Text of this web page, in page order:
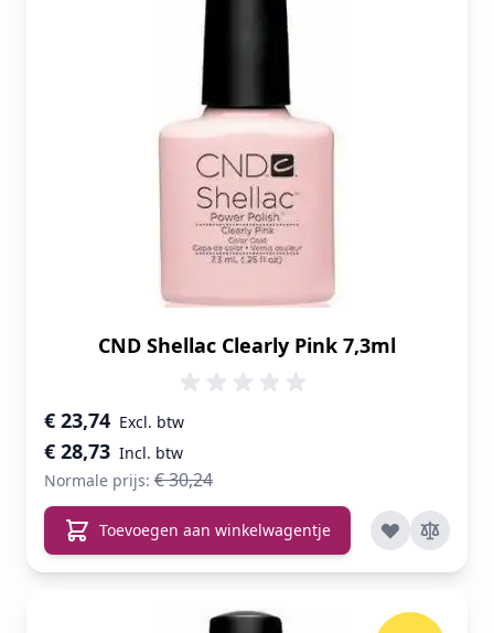
CND Shellac Clearly Pink 7,3ml
Speciale prijs
€ 28,73
€ 23,74
Normale prijs: € 30,24
Toevoegen aan winkelwagentje